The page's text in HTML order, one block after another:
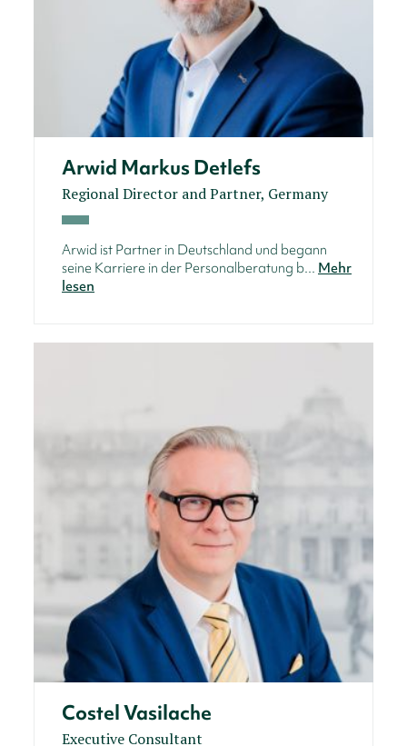
Arwid Markus Detlefs
Regional Director and Partner, Germany
Arwid ist Partner in Deutschland und begann
seine Karriere in der Personalberatung b... Mehr
lesen
Costel Vasilache
Executive Consultant